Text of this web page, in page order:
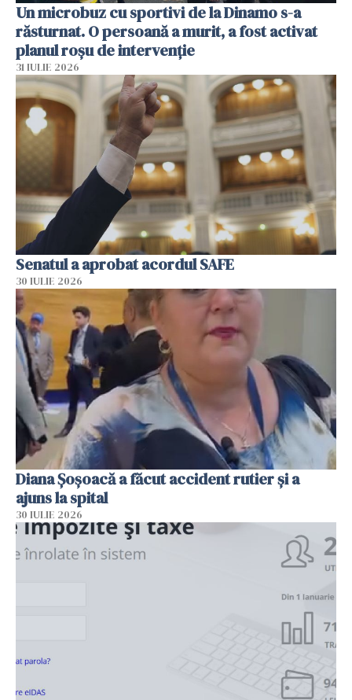
Un microbuz cu sportivi de la Dinamo s-a
răsturnat. O persoană a murit, a fost activat
planul roșu de intervenție
31 IULIE 2026
Senatul a aprobat acordul SAFE
30 IULIE 2026
Diana Șoșoacă a făcut accident rutier și a
ajuns la spital
30 IULIE 2026